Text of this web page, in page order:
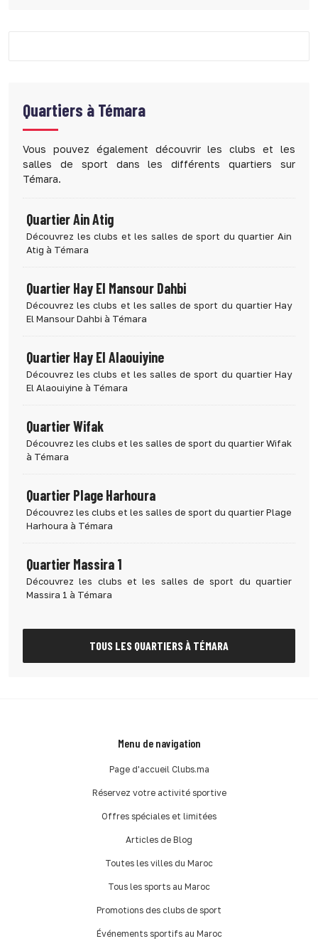
Quartiers à Témara
Vous pouvez également découvrir les clubs et les
salles de sport dans les différents quartiers sur
Témara.
Quartier Ain Atig
Découvrez les clubs et les salles de sport du quartier Ain
Atig à Témara
Quartier Hay El Mansour Dahbi
Découvrez les clubs et les salles de sport du quartier Hay
El Mansour Dahbi à Témara
Quartier Hay El Alaouiyine
Découvrez les clubs et les salles de sport du quartier Hay
El Alaouiyine à Témara
Quartier Wifak
Découvrez les clubs et les salles de sport du quartier Wifak
à Témara
Quartier Plage Harhoura
Découvrez les clubs et les salles de sport du quartier Plage
Harhoura à Témara
Quartier Massira 1
Découvrez les clubs et les salles de sport du quartier
Massira 1 à Témara
TOUS LES QUARTIERS À TÉMARA
Menu de navigation
Page d'accueil Clubs.ma
Réservez votre activité sportive
Offres spéciales et limitées
Articles de Blog
Toutes les villes du Maroc
Tous les sports au Maroc
Promotions des clubs de sport
Événements sportifs au Maroc